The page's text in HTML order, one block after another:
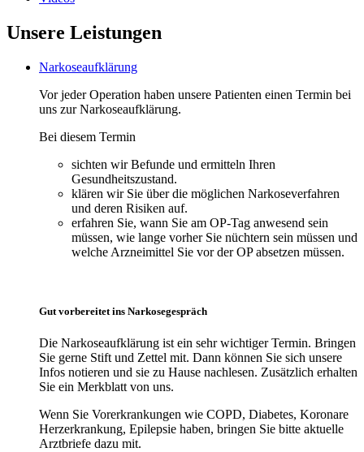
Unsere Leistungen
Narkoseaufklärung
Vor jeder Operation haben unsere Patienten einen Termin bei
uns zur Narkoseaufklärung.
Bei diesem Termin
sichten wir Befunde und ermitteln Ihren
Gesundheitszustand.
klären wir Sie über die möglichen Narkoseverfahren
und deren Risiken auf.
erfahren Sie, wann Sie am OP-Tag anwesend sein
müssen, wie lange vorher Sie nüchtern sein müssen und
welche Arzneimittel Sie vor der OP absetzen müssen.
Gut vorbereitet ins Narkosegespräch
Die Narkoseaufklärung ist ein sehr wichtiger Termin. Bringen
Sie gerne Stift und Zettel mit. Dann können Sie sich unsere
Infos notieren und sie zu Hause nachlesen. Zusätzlich erhalten
Sie ein Merkblatt von uns.
Wenn Sie Vorerkrankungen wie COPD, Diabetes, Koronare
Herzerkrankung, Epilepsie haben, bringen Sie bitte aktuelle
Arztbriefe dazu mit.